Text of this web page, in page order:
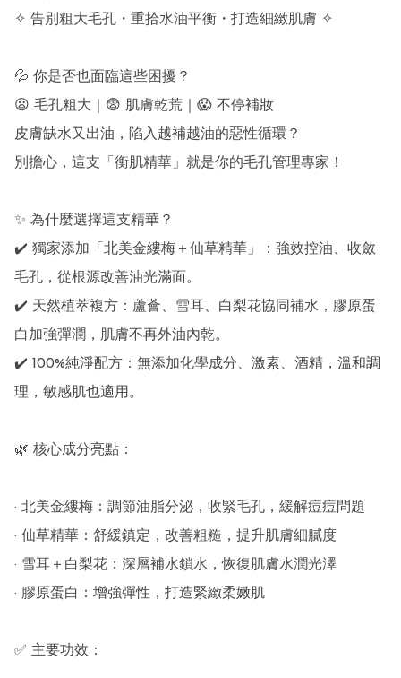
✧ 告別粗大毛孔・重拾水油平衡・打造細緻肌膚 ✧
💦 你是否也面臨這些困擾？
😦 毛孔粗大｜😨 肌膚乾荒｜😱 不停補妝
皮膚缺水又出油，陷入越補越油的惡性循環？
別擔心，這支「衡肌精華」就是你的毛孔管理專家！
✨ 為什麼選擇這支精華？
✔️ 獨家添加「北美金縷梅＋仙草精華」：強效控油、收斂
毛孔，從根源改善油光滿面。
✔️ 天然植萃複方：蘆薈、雪耳、白梨花協同補水，膠原蛋
白加強彈潤，肌膚不再外油內乾。
✔️ 100%純淨配方：無添加化學成分、激素、酒精，溫和調
理，敏感肌也適用。
🌿 核心成分亮點：
· 北美金縷梅：調節油脂分泌，收緊毛孔，緩解痘痘問題
· 仙草精華：舒緩鎮定，改善粗糙，提升肌膚細膩度
· 雪耳＋白梨花：深層補水鎖水，恢復肌膚水潤光澤
· 膠原蛋白：增強彈性，打造緊緻柔嫩肌
✅ 主要功效：